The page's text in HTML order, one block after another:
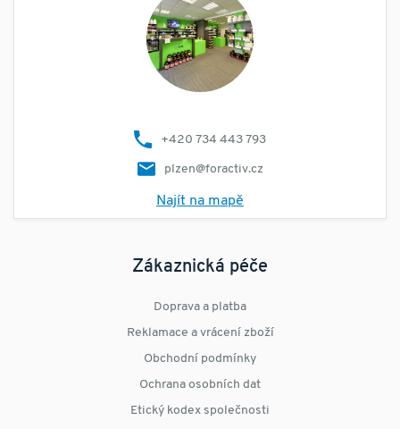
+420 734 443 793
plzen@foractiv.cz
Najít na mapě
Zákaznická péče
Doprava a platba
Reklamace a vrácení zboží
Obchodní podmínky
Ochrana osobních dat
Etický kodex společnosti